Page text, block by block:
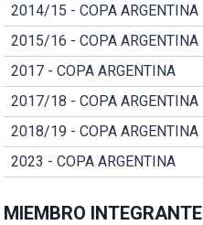
2014/15 - COPA ARGENTINA
2015/16 - COPA ARGENTINA
2017 - COPA ARGENTINA
2017/18 - COPA ARGENTINA
2018/19 - COPA ARGENTINA
2023 - COPA ARGENTINA
MIEMBRO INTEGRANTE